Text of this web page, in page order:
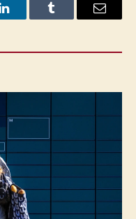
LinkedInTumblr Email